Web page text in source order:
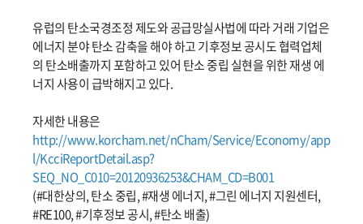
유럽의 탄소국경조정 제도와 공급망실사법에 따라 거래 기업은
에너지 분야 탄소 감축을 해야 하고 기후정보 공시도 협력업체
의 탄소배출까지 포함하고 있어 탄소 중립 실현을 위한 재생 에
너지 사용이 급박해지고 있다.
자세한 내용은
http://www.korcham.net/nCham/Service/Economy/app
l/KcciReportDetail.asp?
SEQ_NO_C010=20120936253&CHAM_CD=B001
(#대한상의, 탄소 중립, #재생 에너지, #그린 에너지 지원센터,
#RE100, #기후정보 공시, #탄소 배출)